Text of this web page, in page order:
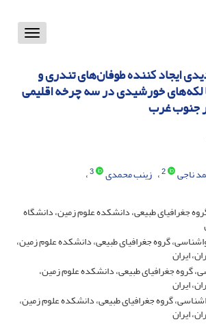
Toggle
ایجاد کننده طوفان‌های تندری و
لکه‌های خورشیدی در سه چرخه اقلیمی
ناجی 2 زینب محمدی 3
جغرافیای طبیعی، دانشکده علوم زمین، دانشگاه
گروه جغرافیای طبیعی، دانشکده علوم زمین،
ایران
گروه جغرافیای طبیعی، دانشکده علوم زمین،
ایران
گروه جغرافیای طبیعی، دانشکده علوم زمین،
ایران